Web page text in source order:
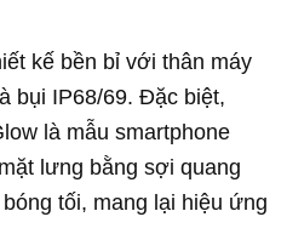
kế bền bỉ với thân máy
bụi IP68/69. Đặc biệt,
là mẫu smartphone
lưng bằng sợi quang
tối, mang lại hiệu ứng